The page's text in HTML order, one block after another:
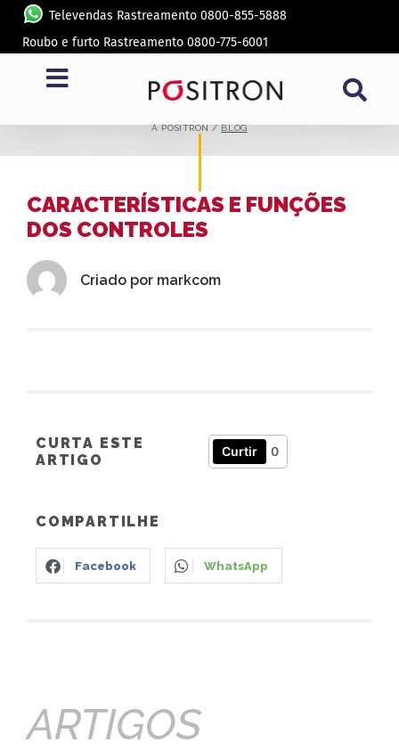
Televendas Rastreamento 0800-855-5888
Roubo e furto Rastreamento 0800-775-6001
BLOG
A PÓSITRON /BLOG
CARACTERÍSTICAS E FUNÇÕES
DOS CONTROLES
Criado por markcom
CURTA ESTE
ARTIGO
Curtir 0
COMPARTILHE
Facebook WhatsApp
ARTIGOS